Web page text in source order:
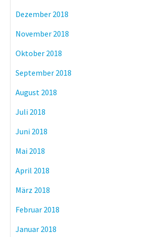
Dezember 2018
November 2018
Oktober 2018
September 2018
August 2018
Juli 2018
Juni 2018
Mai 2018
April 2018
März 2018
Februar 2018
Januar 2018